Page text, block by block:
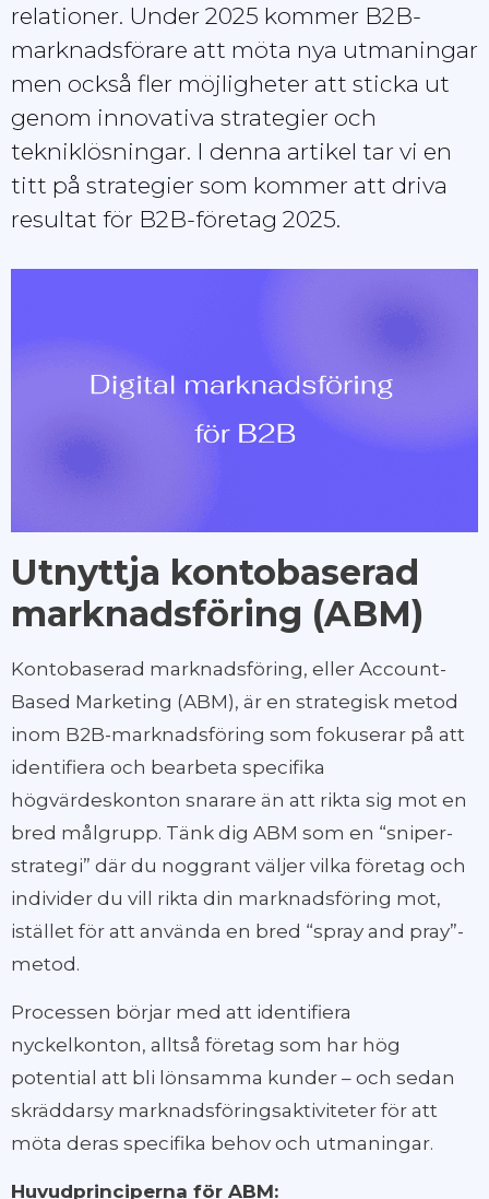
relationer. Under 2025 kommer B2B-
marknadsförare att möta nya utmaningar
men också fler möjligheter att sticka ut
genom innovativa strategier och
tekniklösningar. I denna artikel tar vi en
titt på strategier som kommer att driva
resultat för B2B-företag 2025.
Utnyttja kontobaserad
marknadsföring (ABM)
Kontobaserad marknadsföring, eller Account-
Based Marketing (ABM), är en strategisk metod
inom B2B-marknadsföring som fokuserar på att
identifiera och bearbeta specifika
högvärdeskonton snarare än att rikta sig mot en
bred målgrupp. Tänk dig ABM som en “sniper-
strategi” där du noggrant väljer vilka företag och
individer du vill rikta din marknadsföring mot,
istället för att använda en bred “spray and pray”-
metod.
Processen börjar med att identifiera
nyckelkonton, alltså företag som har hög
potential att bli lönsamma kunder – och sedan
skräddarsy marknadsföringsaktiviteter för att
möta deras specifika behov och utmaningar.
Huvudprinciperna för ABM: